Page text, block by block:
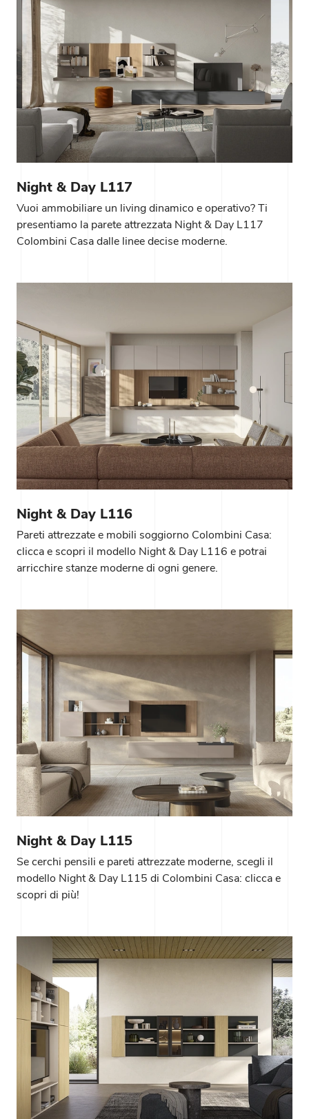
Night & Day L117
Vuoi ammobiliare un living dinamico e operativo? Ti
presentiamo la parete attrezzata Night & Day L117
Colombini Casa dalle linee decise moderne.
Night & Day L116
Pareti attrezzate e mobili soggiorno Colombini Casa:
clicca e scopri il modello Night & Day L116 e potrai
arricchire stanze moderne di ogni genere.
Night & Day L115
Se cerchi pensili e pareti attrezzate moderne, scegli il
modello Night & Day L115 di Colombini Casa: clicca e
scopri di più!